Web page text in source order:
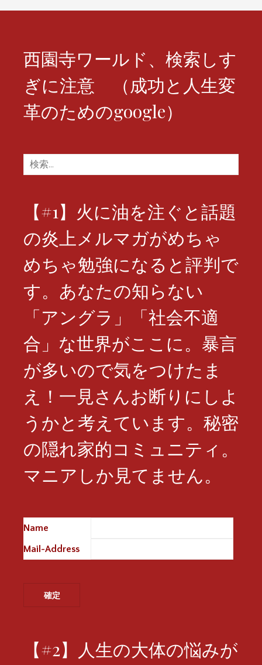
ョ
西園寺ワールド、検索しす
ぎに注意 （成功と人生変
革のためのgoogle）
検
索:
【#1】火に油を注ぐと話題
の炎上メルマガがめちゃ
めちゃ勉強になると評判で
す。あなたの知らない
「アングラ」「社会不適
合」な世界がここに。暴言
が多いので気をつけたま
え！一見さんお断りにしよ
うかと考えています。秘密
の隠れ家的コミュニティ。
マニアしか見てません。
Name
Mail-Address
【#2】人生の大体の悩みが